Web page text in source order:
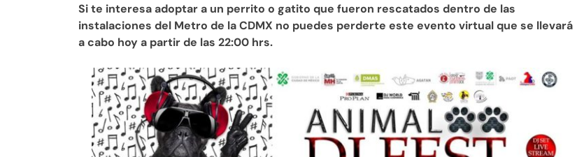
Si te interesa adoptar a un perrito o gatito que fueron rescatados dentro de las
instalaciones del Metro de la CDMX no puedes perderte este evento virtual que se llevará
a cabo hoy a partir de las 22:00 hrs.